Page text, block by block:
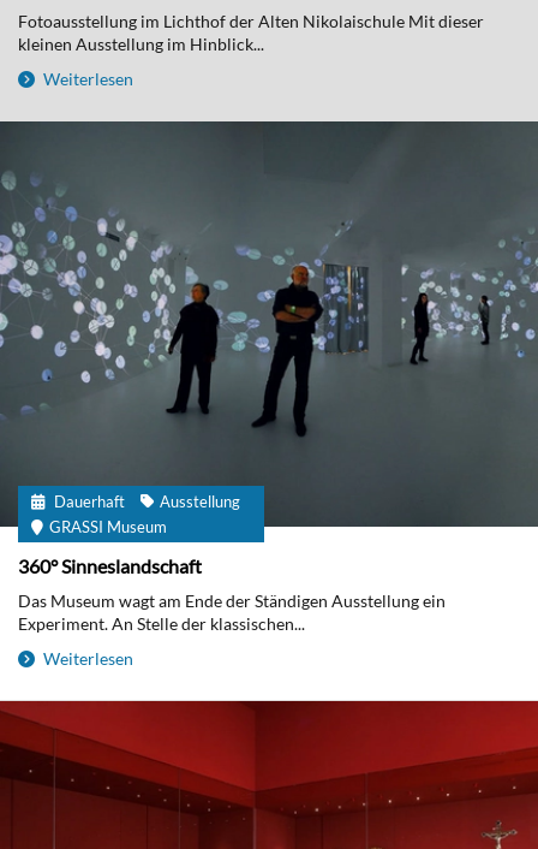
Fotoausstellung im Lichthof der Alten Nikolaischule Mit dieser
kleinen Ausstellung im Hinblick...
Weiterlesen
Dauerhaft
Ausstellung
GRASSI Museum
360° Sinneslandschaft
Das Museum wagt am Ende der Ständigen Ausstellung ein
Experiment. An Stelle der klassischen...
Weiterlesen